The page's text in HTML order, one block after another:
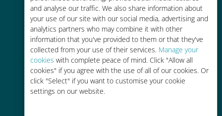
and analyse our traffic. We also share information about
your use of our site with our social media, advertising and
analytics partners who may combine it with other
information that you've provided to them or that they've
collected from your use of their services. Manage your
cookies with complete peace of mind. Click "Allow all
cookies" if you agree with the use of all of our cookies. Or
click "Select" if you want to customise your cookie
settings on our website.
90% 저렴합니다.
간편한 충전
Wi-Fi나 남은 데이터가 없어도 Ubigi